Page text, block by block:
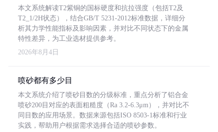
本文系统解读T2紫铜的国标硬度和抗拉强度（包括T2及
T2_1/2H状态），结合GB/T 5231-2012标准数据，详细分
析其力学性能指标及影响因素，并对比不同状态下的金属
特性差异，为工业选材提供参考。
2026年8月4日
喷砂都有多少目
本文系统介绍了喷砂目数的分级标准，重点分析了铝合金
喷砂200目对应的表面粗糙度（Ra 3.2-6.3μm），并对比不
同目数的应用场景。数据来源包括ISO 8503-1标准和行业
实践，帮助用户根据需求选择合适的喷砂参数。